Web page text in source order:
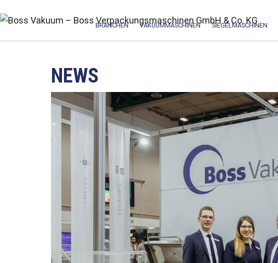
BRANCHEN VAKUUMMASCHINEN SIEGELMASCHINEN
NEWS